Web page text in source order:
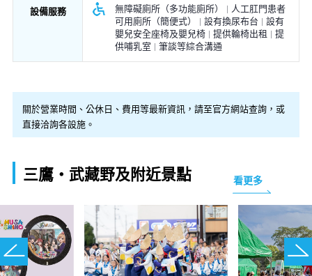
設備服務
無障礙廁所（多功能廁所）
人工肛門患者
可用廁所（簡便式）
設有換尿布台
設有
嬰兒安全座椅及嬰兒椅 提供輪椅出租
提
供哺乳室
筆談等綜合溝通
關於營業時間、公休日、費用等最新資訊，請至官方網站查詢，或
直接洽詢各設施。
三鷹・武藏野及附近景點 看更多